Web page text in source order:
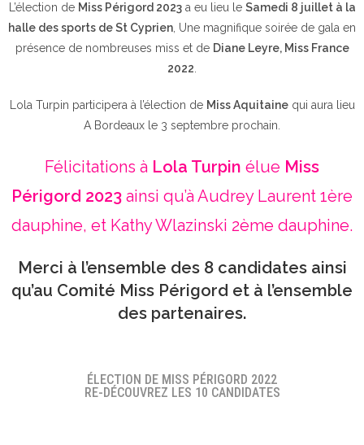
L’élection de Miss Périgord 2023a eu lieu le Samedi 8 juillet à la
halle des sports de St Cyprien , Une magnifique soirée de gala en
présence de nombreuses miss et de Diane Leyre, Miss France
2022
Lola Turpin participera à l’élection de Miss Aquitainequi aura lieu
A Bordeaux le 3 septembre prochain.
Félicitations à Lola Turpin élue Miss
Périgord 2023 ainsi qu’à Audrey Laurent 1ère
dauphine, et Kathy Wlazinski 2ème dauphine.
Merci à l’ensemble des 8 candidates ainsi
qu’au Comité Miss Périgord et à l’ensemble
des partenaires.
ÉLECTION DE MISS PÉRIGORD 2022
RE-DÉCOUVREZ LES 10 CANDIDATES